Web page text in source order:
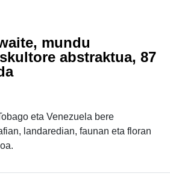
mundu
abstraktua, 87
eta Venezuela bere
landaredian, faunan eta floran